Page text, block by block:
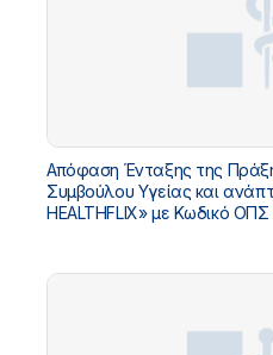
Απόφαση Ένταξης της
Συμβούλου Υγείας και
HEALTHFLIX» με Κωδικό